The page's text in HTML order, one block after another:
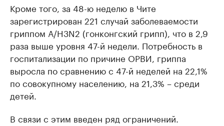
Кроме того, за 48-ю неделю в Чите
зарегистрирован 221 случай заболеваемости
гриппом А/H3N2 (гонконгский грипп), что в 2,9
раза выше уровня 47-й недели. Потребность в
госпитализации по причине ОРВИ, гриппа
выросла по сравнению с 47-й неделей на 22,1%
по совокупному населению, на 21,3% – среди
детей.
В связи с этим введен ряд ограничений.